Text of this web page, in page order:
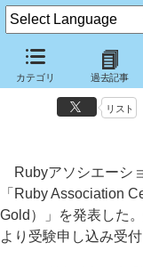
カテゴリ 過去記事
Rubyアソシエーション
リスト
Rubyアソシエーシ
「Ruby Association
Gold）」を発表した
より受験申し込み受付